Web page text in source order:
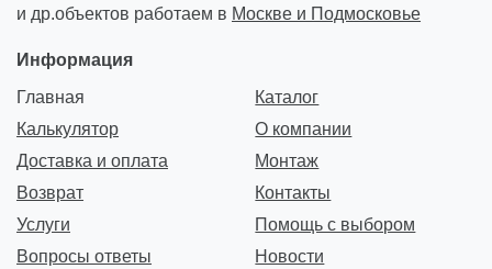
и др.объектов работаем в Москве и Подмосковье
Информация
Главная
Каталог
Калькулятор
О компании
Доставка и оплата
Монтаж
Возврат
Контакты
Услуги
Помощь с выбором
Вопросы ответы
Новости